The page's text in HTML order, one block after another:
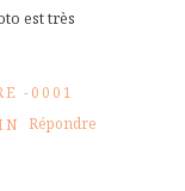
est très
-0001
Répondre